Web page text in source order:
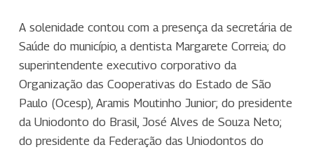
A solenidade contou com a presença da secretária de
Saúde do município, a dentista Margarete Correia; do
superintendente executivo corporativo da
Organização das Cooperativas do Estado de São
Paulo (Ocesp), Aramis Moutinho Junior; do presidente
da Uniodonto do Brasil, José Alves de Souza Neto;
do presidente da Federação das Uniodontos do